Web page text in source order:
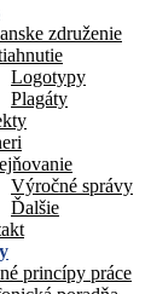
združenie
Logotypy
Plagáty
Výročné správy
Ďalšie
princípy práce